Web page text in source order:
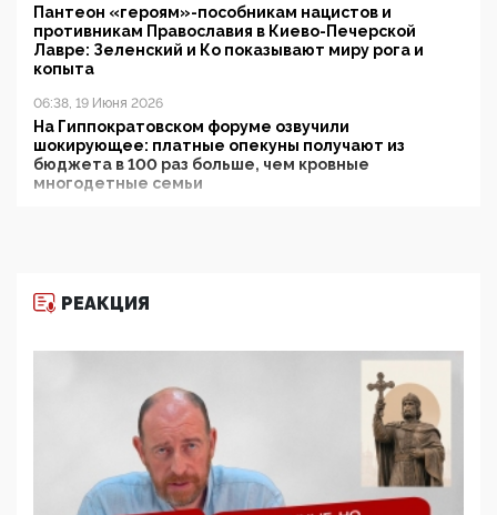
Пантеон «героям»-пособникам нацистов и
противникам Православия в Киево-Печерской
Лавре: Зеленский и Ко показывают миру рога и
копыта
06:38, 19 Июня 2026
На Гиппократовском форуме озвучили
шокирующее: платные опекуны получают из
бюджета в 100 раз больше, чем кровные
многодетные семьи
11:53, 09 Июня 2026
деятельность ИИТО ЮНЕСКО в России, но
цифроглобалисты продолжают определять
повестку в образовании
09:43, 01 Июня 2026
5G за счет здоровья граждан: Минцифры намерено
отобрать у регионов и муниципалитетов право
защищать жилые дома и социальные объекты от
РЕАКЦИЯ